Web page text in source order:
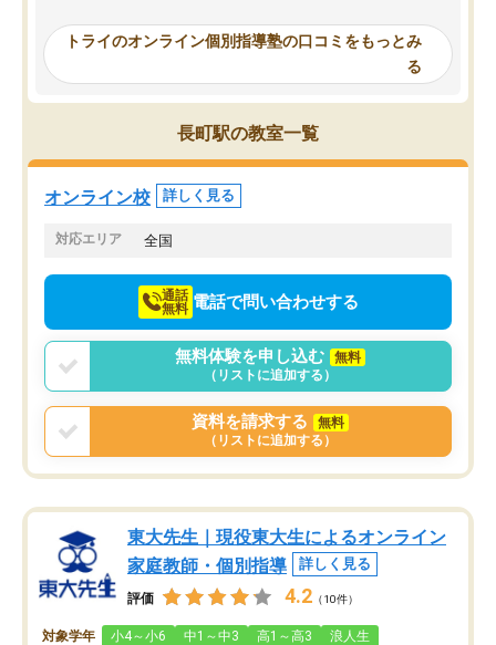
ったんですが、学生の先生から学ぶこ
み、徐々に成績が上がったらいいなと
思っていました。何が今足りないのか
を的確に指導いただき、子どももびっ
くりするほど楽しんでやる気を持って
塾を受けています。狙い通り、少しず
つ成績も上がり、苦手意識も無くなっ
てきたので、さらに苦手な数学も追加
でお願いしました。来年の高校受験に
らないところをピンポイ
頂いて、とてもわかり
していました。一生を
スト、多少お金がかかっ
トライのオンライン個別指導塾の口コミをもっとみ
る
長町駅の教室一覧
オンライン校 詳しく見る
対応エリア 全国
通話
無料 電話で問い合わせする
無料体験を申し込む
無料
（リストに追加する）
資料を請求する
無料
（リストに追加する）
東大先生｜現役東大生によるオンライン
家庭教師・個別指導
詳しく見る
評価 4.2 （10件）
対象学年 小4～小6 中1～中3 高1～高3 浪人生